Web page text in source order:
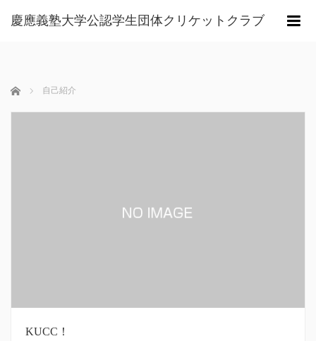
慶應義塾大学公認学生団体クリケットクラブ
ホーム 自己紹介
KUCC！